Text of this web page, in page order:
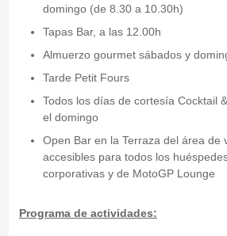
domingo (de 8.30 a 10.30h)
Tapas Bar, a las 12.00h
Almuerzo gourmet sábados y
Tarde Petit Fours
Todos los días de cortesía Cocktail
el domingo
Open Bar en la Terraza del área de
accesibles para todos los
corporativas y de MotoGP Lounge
Programa de actividades: